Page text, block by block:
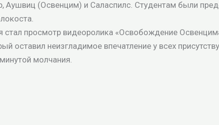
Аушвиц (Освенцим) и Саласпилс. Студентам были
стал просмотр видеоролика «Освобождение
оставил неизгладимое впечатление у всех
молчания.